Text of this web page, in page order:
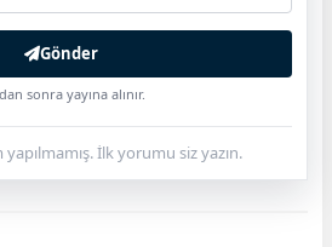
Gönder
sonra yayına alınır.
İlk yorumu siz yazın.